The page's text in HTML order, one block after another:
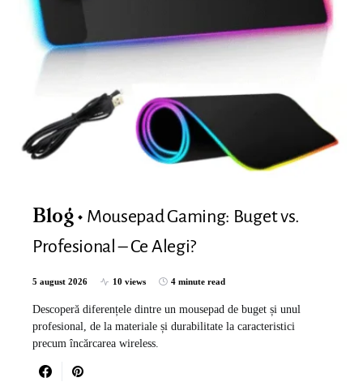
Blog
Mousepad Gaming: Buget vs.
Profesional – Ce Alegi?
5 august 2026 10 views 4 minute read
Descoperă diferențele dintre un mousepad de buget și unul
profesional, de la materiale și durabilitate la caracteristici
precum încărcarea wireless.